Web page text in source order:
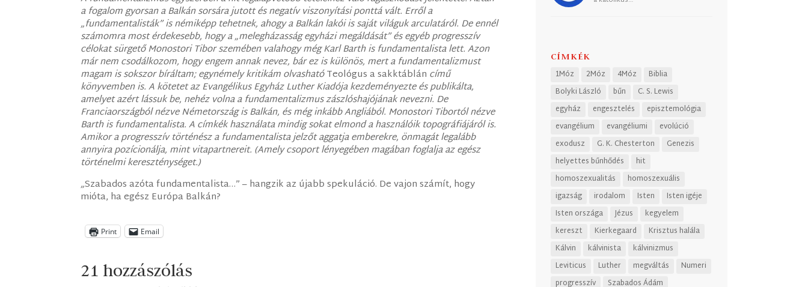
a fogalom gyorsan a Balkán sorsára jutott és negatív viszonyítási ponttá vált. Erről a
„fundamentalisták” is némiképp tehetnek, ahogy a Balkán lakói is saját világuk arculatáról. De ennél
számomra most érdekesebb, hogy a „melegházasság egyházi megáldását” és egyéb progresszív
célokat sürgető Monostori Tibor szemében valahogy még Karl Barth is fundamentalista lett. Azon
már nem csodálkozom, hogy engem annak nevez, bár ez is különös, mert a fundamentalizmust
magam is sokszor bíráltam; egynémely kritikám olvashatóTeológus a sakktáblán című
könyvemben is. A kötetet az Evangélikus Egyház Luther Kiadója kezdeményezte és publikálta,
amelyet azért lássuk be, nehéz volna a fundamentalizmus zászlóshajójának nevezni. De
Franciaországból nézve Németország is Balkán, és még inkább Angliából. Monostori Tibortól nézve
Barth is fundamentalista. A címkék használata mindig sokat elmond a használóik topográfiájáról is.
Amikor a progresszív történész a fundamentalista jelzőt aggatja emberekre, önmagát legalább
annyira pozícionálja, mint vitapartnereit. (Amely csoport lényegében magában foglalja az egész
történelmi kereszténységet.)
„Szabados azóta fundamentalista…” – hangzik az újabb spekuláció. De vajon számít, hogy
mióta, ha egész Európa Balkán?
Print Email
21 hozzászólás
CÍMKÉK
1Móz 2Móz 4Móz
Biblia
Bolyki László
bűn
C. S. Lewis
egyház
engesztelés
episztemológia
evangélium
evangéliumi
evolúció
exodusz
G. K. Chesterton
Genezis
helyettes bűnhődés
hit
homoszexualitás
homoszexuális
igazság
irodalom Isten
Isten igéje
Isten országa
Jézus
kegyelem
kereszt
Kierkegaard
Krisztus halála
Kálvin
kálvinista
kálvinizmus
Leviticus
Luther megváltás
Numeri
progresszív
Szabados Ádám